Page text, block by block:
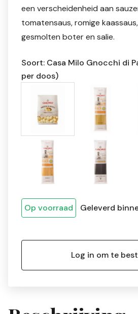
een verscheidenheid aan
tomatensaus, romige
gesmolten boter en salie.
Soort: Casa Milo Gnocchi di
per doos)
Op voorraad Geleverd
Log in om te